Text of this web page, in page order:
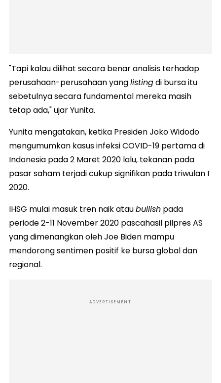
"Tapi kalau dilihat secara benar analisis terhadap
perusahaan-perusahaan yanglistingdi bursa itu
sebetulnya secara fundamental mereka masih
tetap ada," ujar Yunita.
Yunita mengatakan, ketika Presiden Joko Widodo
mengumumkan kasus infeksi COVID-19 pertama di
Indonesia pada 2 Maret 2020 lalu, tekanan pada
pasar saham terjadi cukup signifikan pada triwulan I
2020.
IHSG mulai masuk tren naik ataubullish pada
periode 2-11 November 2020 pascahasil pilpres AS
yang dimenangkan oleh Joe Biden mampu
mendorong sentimen positif ke bursa global dan
regional.
ADVERTISEMENT